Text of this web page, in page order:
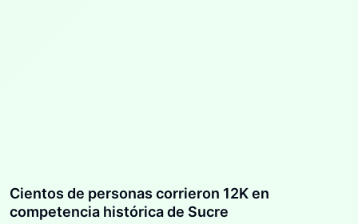
Cientos de personas corrieron 12K en
competencia histórica de Sucre